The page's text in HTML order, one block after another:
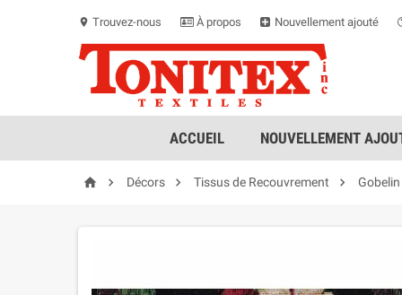
location_on Trouvez-nous À propos Nouvellement ajouté
ACCUEIL NOUVELLEMENT
  Décors  Tissus de Recouvrement 